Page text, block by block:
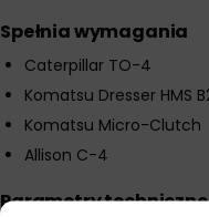
Spełnia wymagania
Caterpillar TO-4
Komatsu Dresser HMS
Komatsu Micro-Clutch
Allison C-4
Parametry techniczne